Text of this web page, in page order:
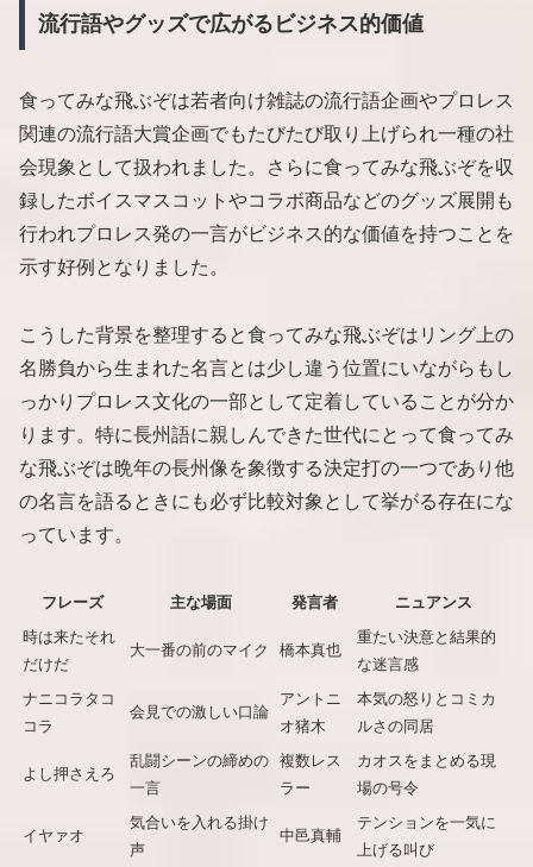
流行語やグッズで広がるビジネス的価値
食ってみな飛ぶぞは若者向け雑誌の流行語企画やプロレス
関連の流行語大賞企画でもたびたび取り上げられ一種の社
会現象として扱われました。さらに食ってみな飛ぶぞを収
録したボイスマスコットやコラボ商品などのグッズ展開も
行われプロレス発の一言がビジネス的な価値を持つことを
示す好例となりました。
こうした背景を整理すると食ってみな飛ぶぞはリング上の
名勝負から生まれた名言とは少し違う位置にいながらもし
っかりプロレス文化の一部として定着していることが分か
ります。特に長州語に親しんできた世代にとって食ってみ
な飛ぶぞは晩年の長州像を象徴する決定打の一つであり他
の名言を語るときにも必ず比較対象として挙がる存在にな
っています。
フレーズ 主な場面 発言者
ニュアンス
時は来たそれ
だけだ
大一番の前のマイク 橋本真也
重たい決意と結果的
な迷言感
ナニコラタコ
コラ
会見での激しい口論
アントニ
オ猪木
本気の怒りとコミカ
ルさの同居
よし押さえろ
乱闘シーンの締めの
一言
複数レス
ラー
カオスをまとめる現
場の号令
イヤァオ
気合いを入れる掛け
声
中邑真輔
テンションを一気に
上げる叫び